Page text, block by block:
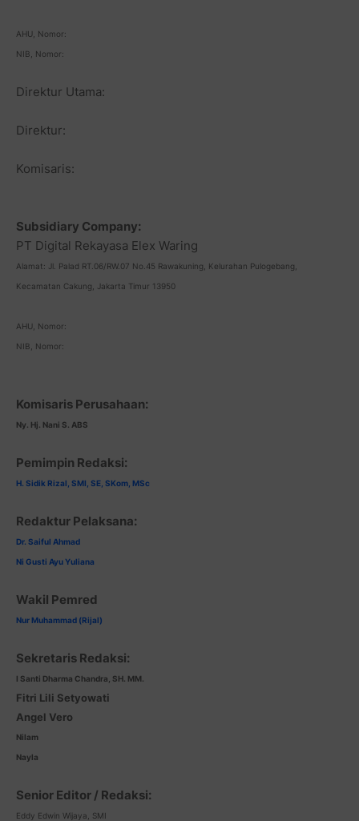
AHU, Nomor:
NIB, Nomor:
Direktur Utama:
Direktur:
Komisaris:
Subsidiary Company:
PT Digital Rekayasa Elex Waring
Alamat: Jl. Palad RT.06/RW.07 No.45 Rawakuning, Kelurahan Pulogebang,
Kecamatan Cakung, Jakarta Timur 13950
AHU, Nomor:
NIB, Nomor:
Komisaris Perusahaan:
Ny. Hj. Nani S. ABS
Pemimpin Redaksi:
H. Sidik Rizal, SMI, SE, SKom, MSc
Redaktur Pelaksana:
Dr. Saiful Ahmad
Ni Gusti Ayu Yuliana
Wakil Pemred
Nur Muhammad (Rijal)
Sekretaris Redaksi:
I Santi Dharma Chandra, SH. MM.
Fitri Lili Setyowati
Angel Vero
Nilam
Nayla
Senior Editor / Redaksi:
Eddy Edwin Wijaya, SMI